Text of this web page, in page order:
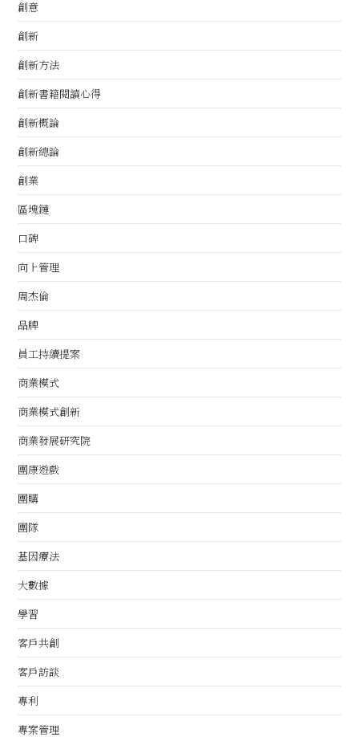
創意
創新
創新方法
創新書籍閱讀心得
創新概論
創新總論
創業
區塊鏈
口碑
向上管理
周杰倫
品牌
員工持續提案
商業模式
商業模式創新
商業發展研究院
團康遊戲
團購
團隊
基因療法
大數據
學習
客戶共創
客戶訪談
專利
專案管理